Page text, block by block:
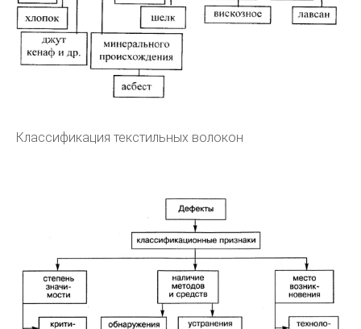
Классификация текстильных волокон